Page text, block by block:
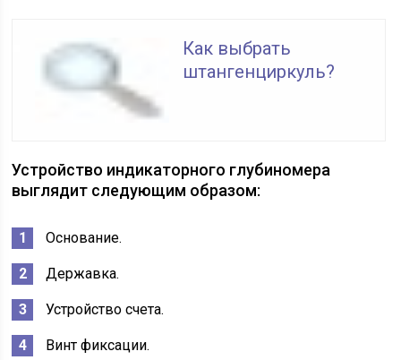
Как выбрать
штангенциркуль?
Устройство индикаторного глубиномера
выглядит следующим образом:
Основание.
Державка.
Устройство счета.
Винт фиксации.